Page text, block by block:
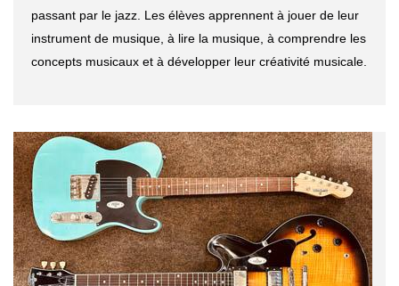
passant par le jazz. Les élèves apprennent à jouer de leur
instrument de musique, à lire la musique, à comprendre les
concepts musicaux et à développer leur créativité musicale.